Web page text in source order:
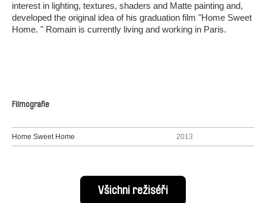
interest in lighting, textures, shaders and Matte painting and,
developed the original idea of his graduation film "Home Sweet
Home. " Romain is currently living and working in Paris.
Filmografie
Home Sweet Home 2013
Všichni režiséři